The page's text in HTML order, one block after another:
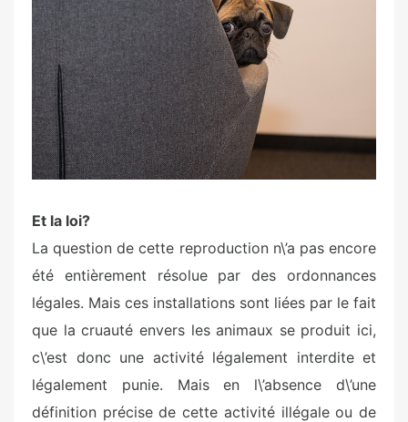
Et la loi?
La question de cette reproduction n\’a pas encore
été entièrement résolue par des ordonnances
légales. Mais ces installations sont liées par le fait
que la cruauté envers les animaux se produit ici,
c\’est donc une activité légalement interdite et
légalement punie. Mais en l\’absence d\’une
définition précise de cette activité illégale ou de